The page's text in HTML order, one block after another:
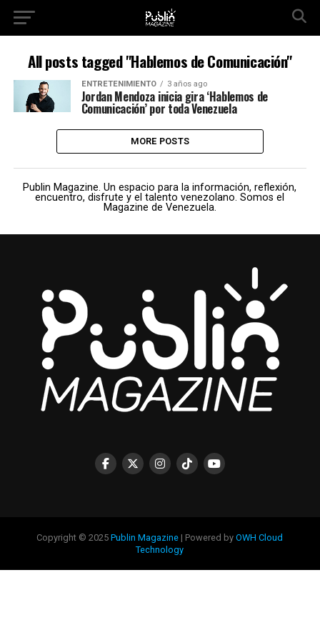
All posts tagged "Hablemos de Comunicación"
ENTRETENIMIENTO 3 años ago
Jordan Mendoza inicia gira ‘Hablemos de
Comunicación’ por toda Venezuela
MORE POSTS
Publin Magazine. Un espacio para la información, reflexión,
encuentro, disfrute y el talento venezolano. Somos el
Magazine de Venezuela.
Copyright © 2025Publin Magazine | Powered byOWH Cloud
Technology